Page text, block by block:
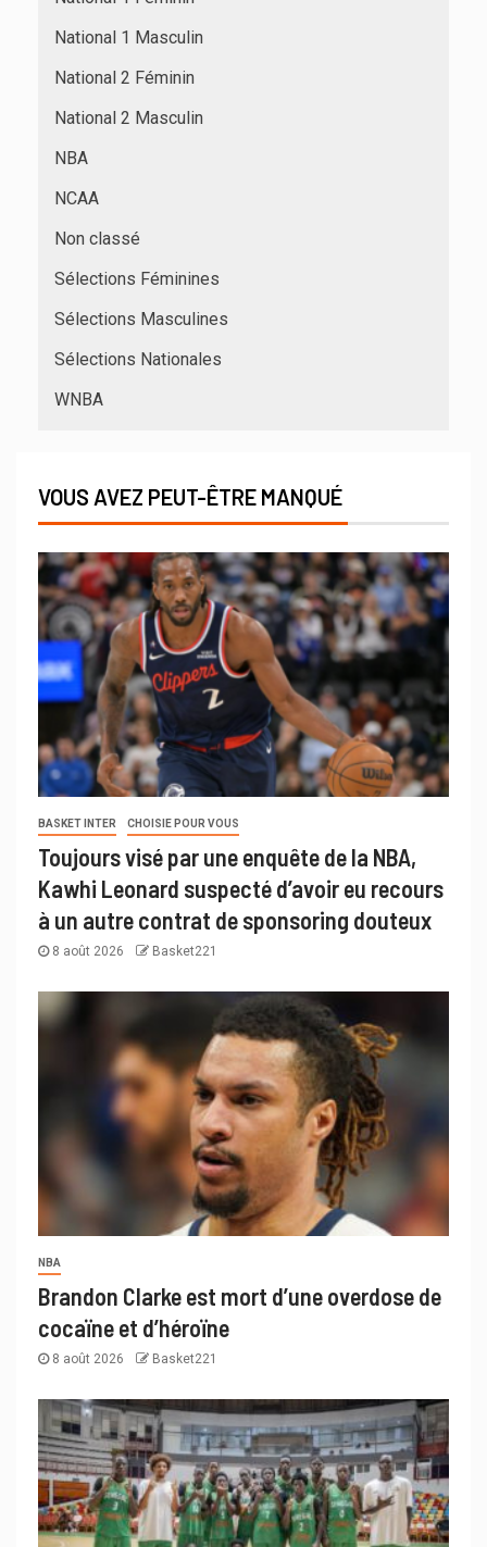
National 1 Masculin
National 2 Féminin
National 2 Masculin
NBA
NCAA
Non classé
Sélections Féminines
Sélections Masculines
Sélections Nationales
WNBA
VOUS AVEZ PEUT-ÊTRE MANQUÉ
BASKET INTER CHOISIE POUR VOUS
Toujours visé par une enquête de la NBA,
Kawhi Leonard suspecté d’avoir eu recours
à un autre contrat de sponsoring douteux
8 août 2026 Basket221
NBA
Brandon Clarke est mort d’une overdose de
cocaïne et d’héroïne
8 août 2026 Basket221